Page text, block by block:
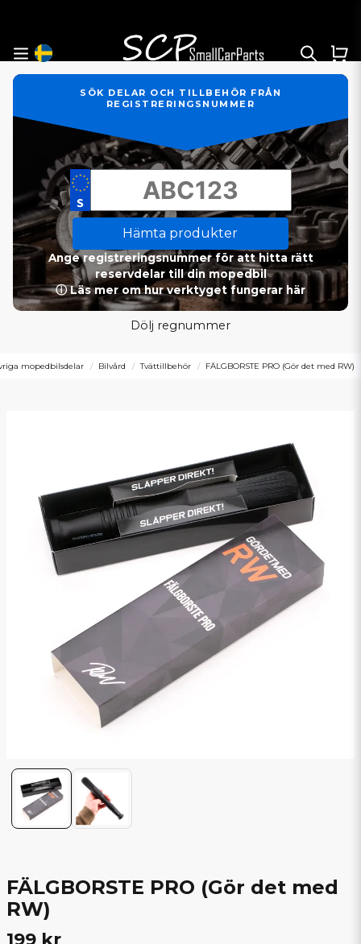
SÖK DELAR OCH TILLBEHÖR FRÅN
REGISTRERINGSNUMMER
Hämta produkter
Ange registreringsnummer för att hitta rätt
reservdelar till din mopedbil
ⓘ Läs mer om hur verktyget fungerar här
Dölj regnummer
mopedbilsdelar Bilvård Tvättillbehör FÄLGBORSTE PRO (Gör det med RW)
FÄLGBORSTE PRO (Gör det med
RW)
199 kr